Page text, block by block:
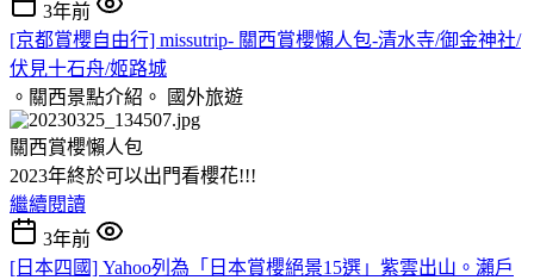
3年前
[京都賞櫻自由行] missutrip- 關西賞櫻懶人包-清水寺/御金神社/
伏見十石舟/姬路城
。關西景點介紹。
國外旅遊
關西賞櫻懶人包
2023年終於可以出門看櫻花!!!
繼續閱讀
3年前
[日本四國] Yahoo列為「日本賞櫻絕景15選」紫雲出山。瀨戶